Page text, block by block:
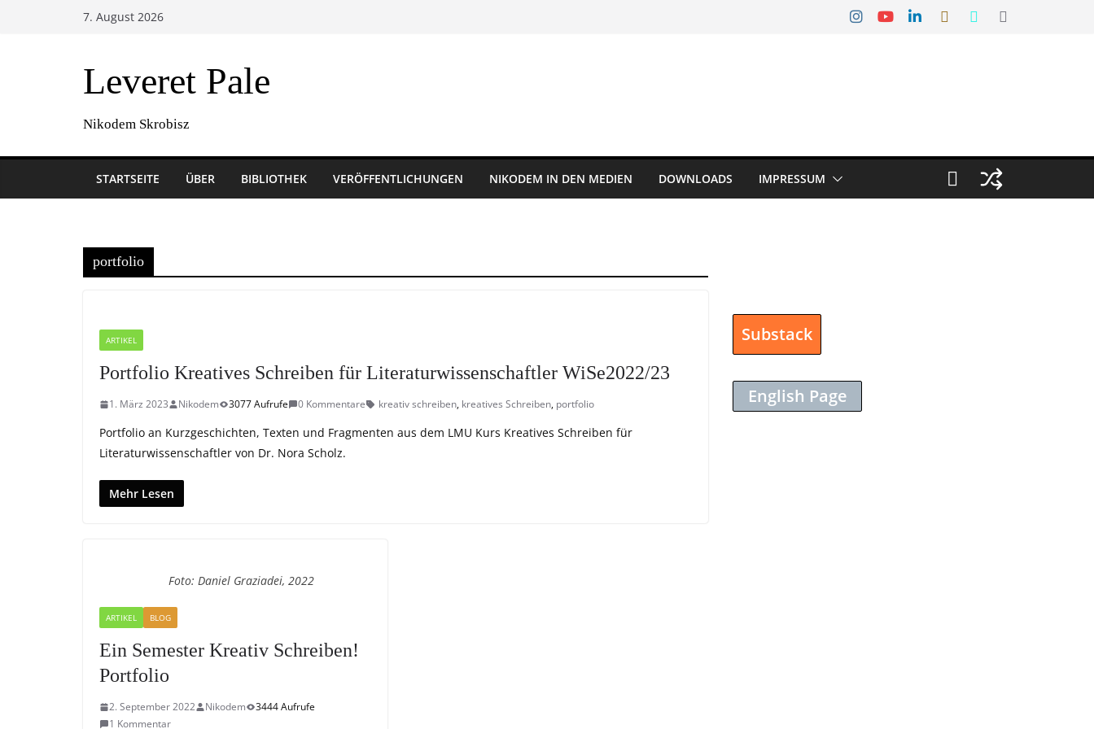
7. August 2026
Leveret Pale
Nikodem Skrobisz
STARTSEITE ÜBER BIBLIOTHEK VERÖFFENTLICHUNGEN NIKODEM IN DEN MEDIEN DOWNLOADS IMPRESSUM
portfolio
ARTIKEL
Portfolio Kreatives Schreiben für Literaturwissenschaftler WiSe2022/23
1. März 2023 Nikodem 3077 Aufrufe 0 Kommentare kreativ schreiben, kreatives Schreiben, portfolio
Portfolio an Kurzgeschichten, Texten und Fragmenten aus dem LMU Kurs Kreatives Schreiben für
Literaturwissenschaftler von Dr. Nora Scholz.
Mehr Lesen
Foto: Daniel Graziadei, 2022
ARTIKEL BLOG
Ein Semester Kreativ Schreiben!
Portfolio
2. September 2022 Nikodem
3444 Aufrufe
1 Kommentar
Substack
English Page